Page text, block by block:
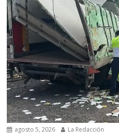
agosto 5, 2026 La Redacción